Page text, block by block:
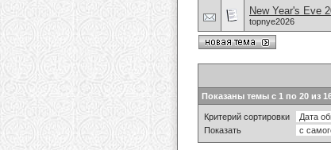
New Year's Eve
topnye2026
Показаны темы с 1 по 20 из
Критерий сортировки
Показать